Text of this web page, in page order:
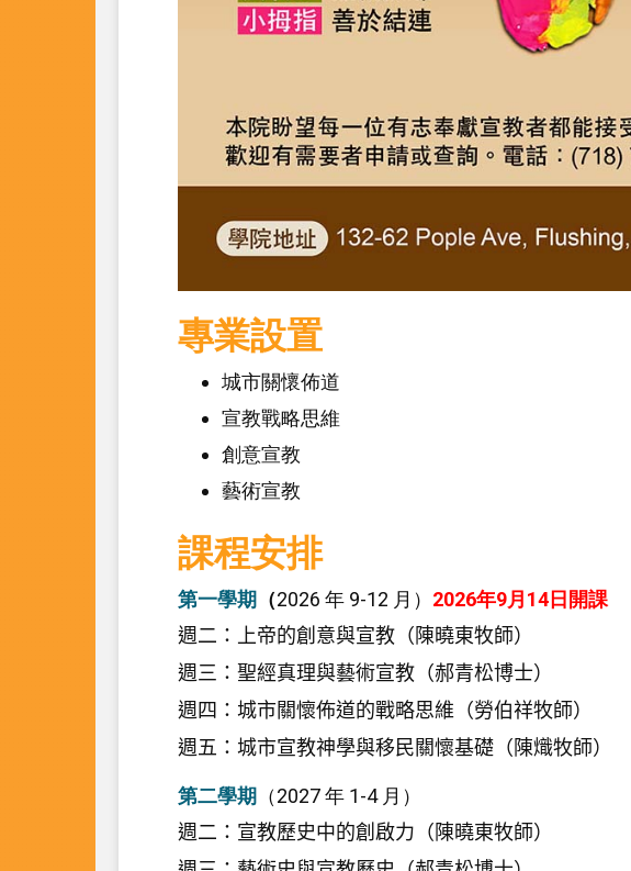
專業設置
城市關懷佈道
宣教戰略思維
創意宣教
藝術宣教
課程安排
第一學期 （2026 年 9-12 月） 2026年9月14日開課
週二：上帝的創意與宣教（陳曉東牧師）
週三：聖經真理與藝術宣教（郝青松博士）
週四：城市關懷佈道的戰略思維（勞伯祥牧師）
週五：城市宣教神學與移民關懷基礎 （陳熾牧師）
第二學期 （2027 年 1-4 月）
週二：宣教歷史中的創啟力（陳曉東牧師）